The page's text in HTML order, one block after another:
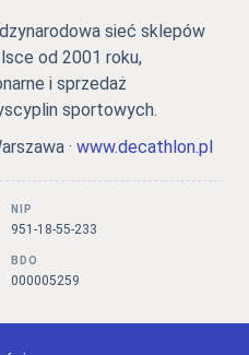
sieć sklepów
od 2001 roku,
i sprzedaż
sportowych.
· www.decathlon.pl
NIP
951-18-55-233
BDO
000005259